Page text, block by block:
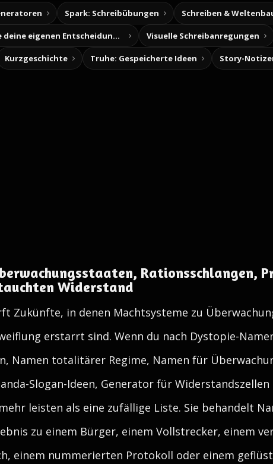
Spark: Schreibübungen Schreiben &
Baue deine eigenen Entscheidungsabenteuer Visuelle Schreibanregungen
Kurzgeschichte Truhe: Gespeicherte Ideen
Rationsschlangen,
Widerstand
Zukünfte, in denen Machtsysteme zu
erstarrt sind. Wenn du nach Dystopie-
Namen totalitärer Regime, Namen für
Slogan-Ideen, Generator für
leisten als eine zufällige Liste. Sie behandelt
zu einem Bürger, einem Vollstrecker, einem
einem nummerierten Protokoll oder einem